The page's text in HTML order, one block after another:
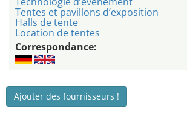
Tentes et pavillons d’exposition
Halls de tente
Location de tentes
Correspondance:
Ajouter des fournisseurs !